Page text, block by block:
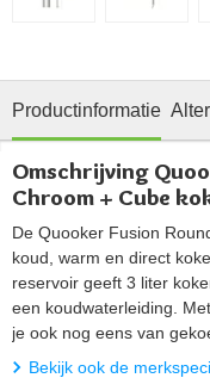
Productinformatie
Omschrijving
Chroom + Cube
De Quooker Fusion
koud, warm en direct
reservoir geeft 3 liter
een koudwaterleiding.
je ook nog eens van
Bekijk ook de